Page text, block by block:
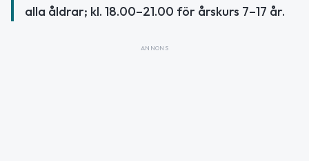
alla åldrar; kl. 18.00–21.00 för årskurs 7–17 år.
ANNONS